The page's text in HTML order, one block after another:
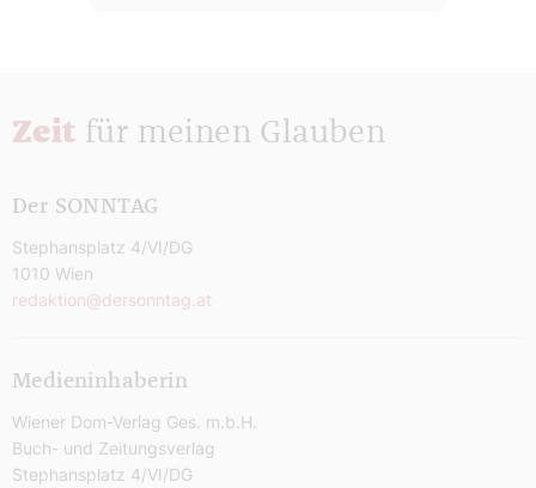
Zeit für meinen Glauben
Der SONNTAG
Stephansplatz 4/VI/DG
1010 Wien
redaktion@dersonntag.at
Medieninhaberin
Wiener Dom-Verlag Ges. m.b.H.
Buch- und Zeitungsverlag
Stephansplatz 4/VI/DG